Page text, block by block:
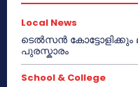
Local News
ടെൽസൻ
പുരസ്കാരം
School & College